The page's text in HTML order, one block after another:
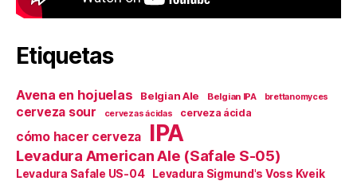
Etiquetas
Avena en hojuelas Belgian Ale Belgian IPA brettanomyces
cerveza sour cervezas ácidas cerveza ácida
cómo hacer cerveza IPA
Levadura American Ale (Safale S-05)
Levadura Safale US-04 Levadura Sigmund's Voss Kveik